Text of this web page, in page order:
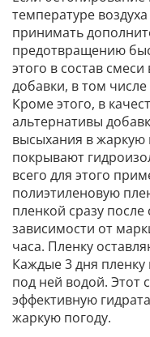
температуре
принимать
предотвращению
этого в состав
добавки, в том
Кроме этого, в
альтернативы
высыхания в жаркую
покрывают
всего для этого
полиэтиленовую
пленкой сразу
зависимости от
часа. Пленку
Каждые 3 дня
под ней водой. Этот
эффективную
жаркую погоду.